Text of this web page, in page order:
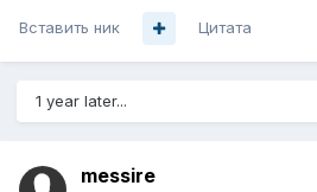
Вставить ник Цитата
1 year later...
messire